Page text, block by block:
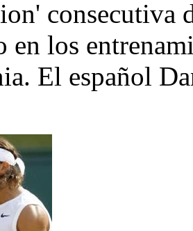
consecutiva
en los
El español